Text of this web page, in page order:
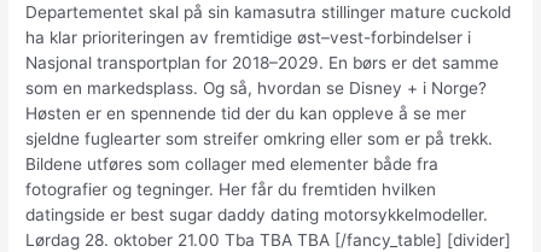
Departementet skal på sin kamasutra stillinger mature cuckold
ha klar prioriteringen av fremtidige øst–vest-forbindelser i
Nasjonal transportplan for 2018–2029. En børs er det samme
som en markedsplass. Og så, hvordan se Disney + i Norge?
Høsten er en spennende tid der du kan oppleve å se mer
sjeldne fuglearter som streifer omkring eller som er på trekk.
Bildene utføres som collager med elementer både fra
fotografier og tegninger. Her får du fremtiden hvilken
datingside er best sugar daddy dating motorsykkelmodeller.
Lørdag 28. oktober 21.00 Tba TBA TBA [/fancy_table] [divider]